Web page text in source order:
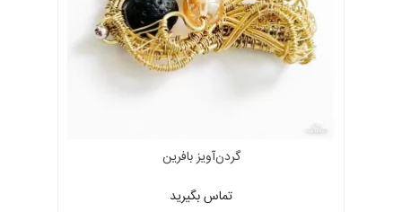
گردن‌آویز بافرین
تماس بگیرید